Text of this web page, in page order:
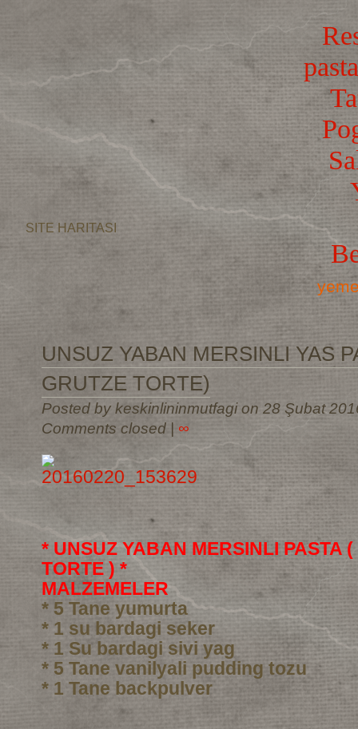
SITE HARITASI
UNSUZ YABAN MERSINLI YAS
GRUTZE TORTE)
Posted by keskinlininmutfagi on 28 Şubat
Comments closed| ∞
* UNSUZ YABAN MERSINLI PASTA
TORTE ) *
MALZEMELER
* 5 Tane yumurta
* 1 su bardagi seker
* 1 Su bardagi sivi yag
* 5 Tane vanilyali pudding tozu
* 1 Tane backpulver